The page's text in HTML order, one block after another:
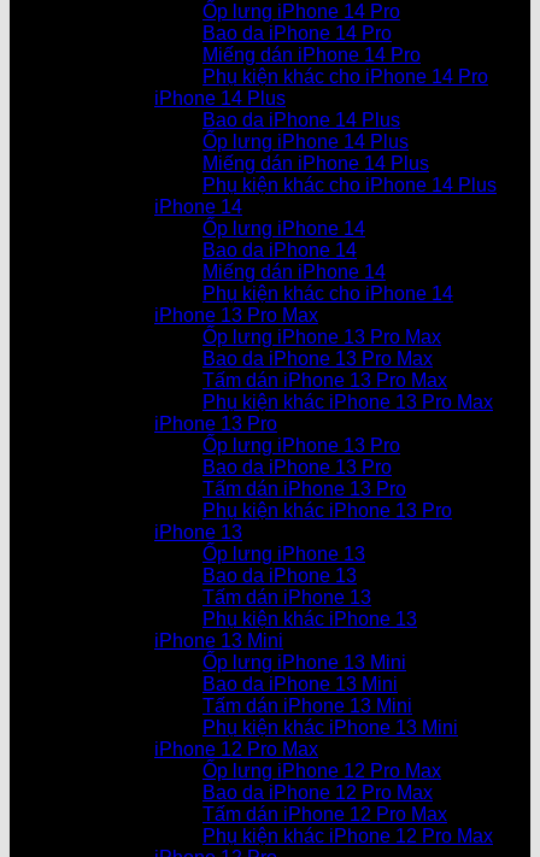
Ốp lưng iPhone 14 Pro
Bao da iPhone 14 Pro
Miếng dán iPhone 14 Pro
Phụ kiện khác cho iPhone 14 Pro
iPhone 14 Plus
Bao da iPhone 14 Plus
Ốp lưng iPhone 14 Plus
Miếng dán iPhone 14 Plus
Phụ kiện khác cho iPhone 14 Plus
iPhone 14
Ốp lưng iPhone 14
Bao da iPhone 14
Miếng dán iPhone 14
Phụ kiện khác cho iPhone 14
iPhone 13 Pro Max
Ốp lưng iPhone 13 Pro Max
Bao da iPhone 13 Pro Max
Tấm dán iPhone 13 Pro Max
Phụ kiện khác iPhone 13 Pro Max
iPhone 13 Pro
Ốp lưng iPhone 13 Pro
Bao da iPhone 13 Pro
Tấm dán iPhone 13 Pro
Phụ kiện khác iPhone 13 Pro
iPhone 13
Ốp lưng iPhone 13
Bao da iPhone 13
Tấm dán iPhone 13
Phụ kiện khác iPhone 13
iPhone 13 Mini
Ốp lưng iPhone 13 Mini
Bao da iPhone 13 Mini
Tấm dán iPhone 13 Mini
Phụ kiện khác iPhone 13 Mini
iPhone 12 Pro Max
Ốp lưng iPhone 12 Pro Max
Bao da iPhone 12 Pro Max
Tấm dán iPhone 12 Pro Max
Phụ kiện khác iPhone 12 Pro Max